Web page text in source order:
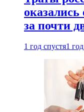
за почти
1 год спустя1